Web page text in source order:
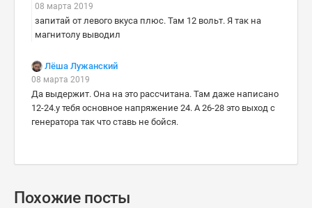
08 марта 2019
запитай от левого вкуса плюс. Там 12 вольт. Я так на
магнитолу выводил
Лёша Лужанский
08 марта 2019
Да выдержит. Она на это рассчитана. Там даже написано
12-24.у тебя основное напряжение 24. А 26-28 это выход с
генератора так что ставь не бойся.
Похожие посты